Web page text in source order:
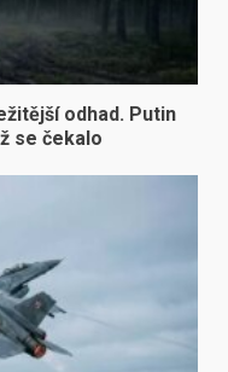
odhad. Putin
se čekalo